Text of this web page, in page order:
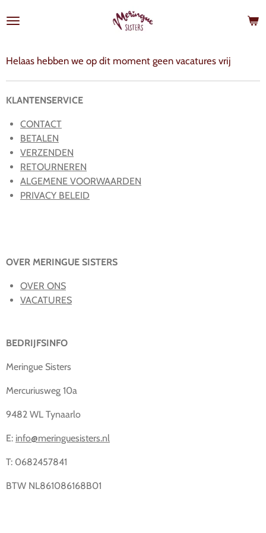
direct
de
Helaas hebben we op dit moment geen vacatures vrij
KLANTENSERVICE
CONTACT
BETALEN
VERZENDEN
RETOURNEREN
ALGEMENE VOORWAARDEN
PRIVACY BELEID
OVER MERINGUE SISTERS
OVER ONS
VACATURES
BEDRIJFSINFO
Meringue Sisters
Mercuriusweg 10a
9482 WL Tynaarlo
E: info@meringuesisters.nl
T: 0682457841
BTW NL861086168B01